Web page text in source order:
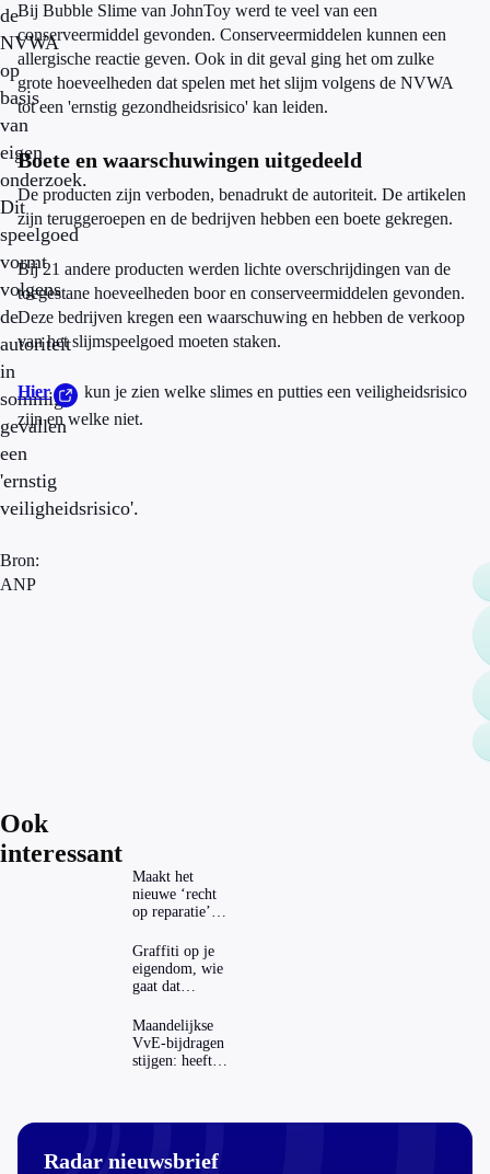
de
NVWA
op
basis
van
eigen
onderzoek.
Dit
speelgoed
vormt
volgens
de
autoriteit
in
sommige
gevallen
een
'ernstig
veiligheidsrisico'.
Bij Bubble Slime van JohnToy werd te veel van een
conserveermiddel gevonden. Conserveermiddelen kunnen een
allergische reactie geven. Ook in dit geval ging het om zulke
grote hoeveelheden dat spelen met het slijm volgens de NVWA
tot een 'ernstig gezondheidsrisico' kan leiden.
Boete en waarschuwingen uitgedeeld
De producten zijn verboden, benadrukt de autoriteit. De artikelen
zijn teruggeroepen en de bedrijven hebben een boete gekregen.
Bij 21 andere producten werden lichte overschrijdingen van de
toegestane hoeveelheden boor en conserveermiddelen gevonden.
Deze bedrijven kregen een waarschuwing en hebben de verkoop
van het slijmspeelgoed moeten staken.
Hier
kun je zien welke slimes en putties een veiligheidsrisico
zijn en welke niet.
Bron:
ANP
Ook
interessant
Maakt het
nieuwe ‘recht
op reparatie’
echt
aantrekkelijker?
Graffiti op je
eigendom, wie
gaat dat
Maandelijkse
VvE-bijdragen
stijgen: heeft
Radar nieuwsbrief